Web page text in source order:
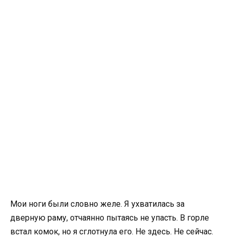
Мои ноги были словно желе. Я ухватилась за
дверную раму, отчаянно пытаясь не упасть. В горле
встал комок, но я сглотнула его. Не здесь. Не сейчас.